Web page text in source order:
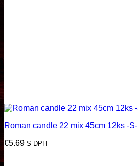
Roman candle 22 mix 45cm 12ks -S-
€5.69 S DPH